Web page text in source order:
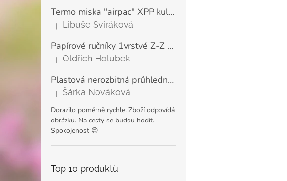
Termo miska "airpac" XPP kulatá bílá 500 ml, Ø11,5 cm (25 ks)
Hodnocení produktu je 5 z 5 hvězdiček.
| Libuše Svíráková
Papírové ručníky 1vrstvé Z-Z zelené LINTEO ECONOMY 23x25 cm (200 ks)
Hodnocení produktu je 5 z 5 hvězdiček.
| Oldřich Holubek
Plastová nerozbitná průhledná sklenice na šampaňské a prosecco VERONA 180 ml
Hodnocení produktu je 5 z 5 hvězdiček.
| Šárka Nováková
Dorazilo poměrně rychle. Zboží odpovídá
obrázku. Na cesty se budou hodit.
Spokojenost 😊
Top 10 produktů